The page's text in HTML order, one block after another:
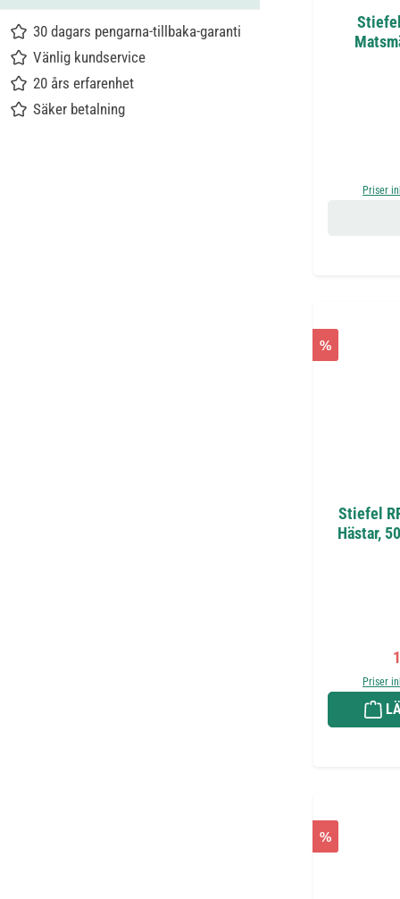
30 dagars pengarna-tillbaka-garanti
Vänlig kundservice
20 års erfarenhet
Säker betalning
Priser
%
Stiefel
Hästar,
Priser
%